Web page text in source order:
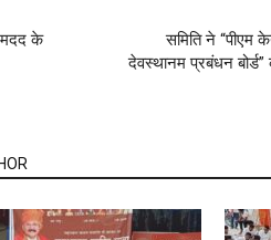
मदद के
समिति ने “पीएम
देवस्थानम प्रबंधन